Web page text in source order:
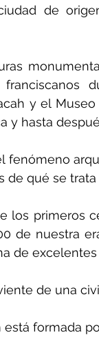
de
y el
y hasta
fenómeno
de qué se
los primeros
de nuestra
de
de una
formada